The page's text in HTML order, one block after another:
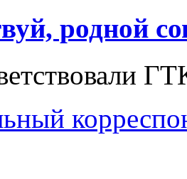
родной